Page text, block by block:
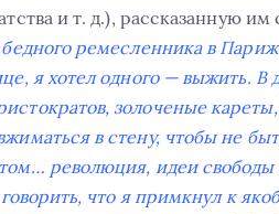
и т. д.), рассказанную
ремесленника в
я хотел одного — выжить. В
золоченые
в стену, чтобы не
революция, идеи
что я примкнул к